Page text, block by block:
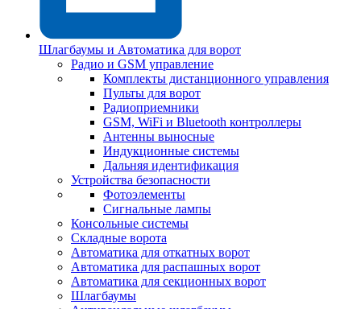
Шлагбаумы и Автоматика для ворот
Радио и GSM управление
Комплекты дистанционного управления
Пульты для ворот
Радиоприемники
GSM, WiFi и Bluetooth контроллеры
Антенны выносные
Индукционные системы
Дальняя идентификация
Устройства безопасности
Фотоэлементы
Сигнальные лампы
Консольные системы
Складные ворота
Автоматика для откатных ворот
Автоматика для распашных ворот
Автоматика для секционных ворот
Шлагбаумы